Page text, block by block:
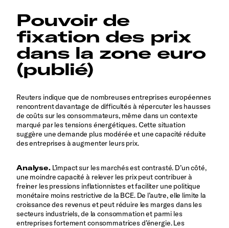
Pouvoir de
fixation des prix
dans la zone euro
(publié)
Reuters indique que de nombreuses entreprises européennes
rencontrent davantage de difficultés à répercuter les hausses
de coûts sur les consommateurs, même dans un contexte
marqué par les tensions énergétiques. Cette situation
suggère une demande plus modérée et une capacité réduite
des entreprises à augmenter leurs prix.
Analyse.L’impact sur les marchés est contrasté. D’un côté,
une moindre capacité à relever les prix peut contribuer à
freiner les pressions inflationnistes et faciliter une politique
monétaire moins restrictive de la BCE. De l’autre, elle limite la
croissance des revenus et peut réduire les marges dans les
secteurs industriels, de la consommation et parmi les
entreprises fortement consommatrices d’énergie. Les